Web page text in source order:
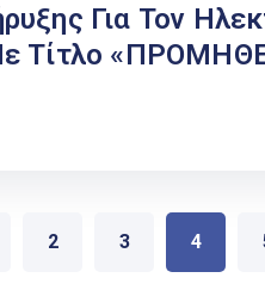
Για Τον
Τίτλο
2 3 4